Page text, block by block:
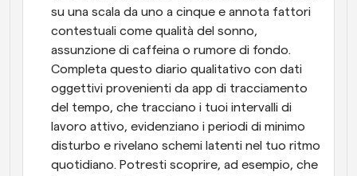
su una scala da uno a cinque e annota fattori
contestuali come qualità del sonno,
assunzione di caffeina o rumore di fondo.
Completa questo diario qualitativo con dati
oggettivi provenienti da app di tracciamento
del tempo, che tracciano i tuoi intervalli di
lavoro attivo, evidenziano i periodi di minimo
disturbo e rivelano schemi latenti nel tuo ritmo
quotidiano. Potresti scoprire, ad esempio, che